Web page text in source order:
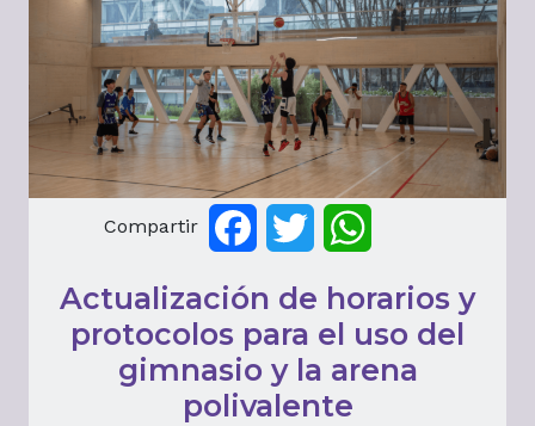
Compartir FacebookTwitter
Actualización de horarios y
protocolos para el uso del
gimnasio y la arena
polivalente